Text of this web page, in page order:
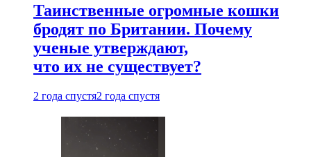
Таинственные огромные кошки
бродят по Британии. Почему
ученые утверждают,
что их не существует?
2 года спустя2 года спустя